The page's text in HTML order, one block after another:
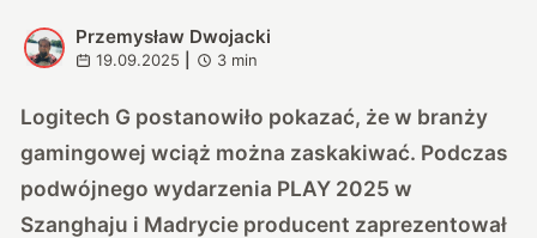
P
Przemysław Dwojacki
19.09.2025 3 min
Logitech G postanowiło pokazać, że w branży
gamingowej wciąż można zaskakiwać. Podczas
podwójnego wydarzenia PLAY 2025 w
Szanghaju i Madrycie producent zaprezentował